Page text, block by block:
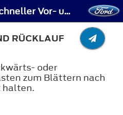
CD-Laufwerk - Schneller Vor- und Rücklauf
RÜCKLAUF
oder
zum Blättern nach
halten.